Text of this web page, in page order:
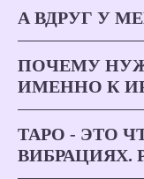
А ВДРУГ У
ПОЧЕМУ
ИМЕННО К
ТАРО - ЭТО
ВИБРАЦИЯХ.